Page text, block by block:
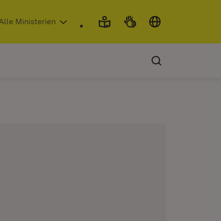
neuem Fenster)
Ministerien